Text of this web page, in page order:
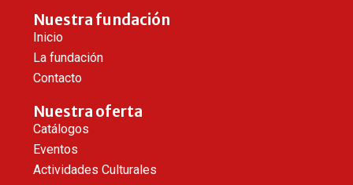
Nuestra fundación
Inicio
La fundación
Contacto
Nuestra oferta
Catálogos
Eventos
Actividades Culturales